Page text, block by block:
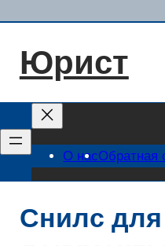
содержимому
Юрист
О насОбратная
Снилс